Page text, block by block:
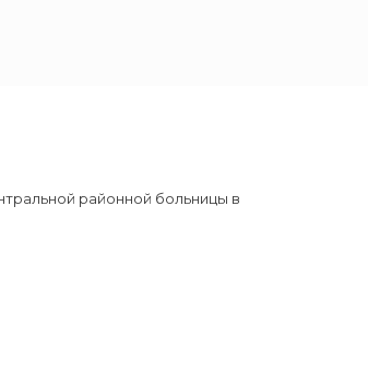
районной больницы в